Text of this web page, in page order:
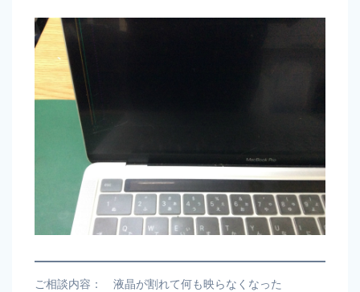
ご相談内容： 液晶が割れて何も映らなくなった